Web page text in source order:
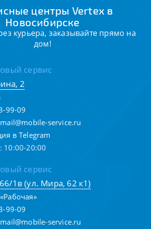
центры Vertex в
Новосибирске
курьера, заказывайте прямо на
дом!
сервис
2
99-09
mail@mobile-service.ru
в Telegram
10:00-20:00
сервис
1в (ул. Мира, 62 к1)
99-09
mail@mobile-service.ru